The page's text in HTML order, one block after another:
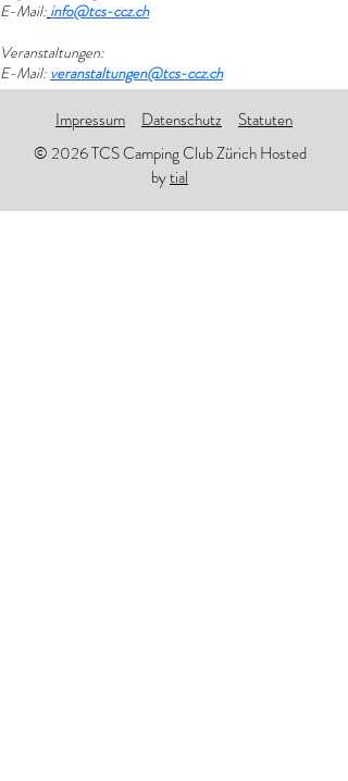
E-Mail: info@tcs-ccz.ch
Veranstaltungen:
E-Mail: veranstaltungen@tcs-ccz.ch
Impressum Datenschutz
Statuten
© 2026TCS Camping Club Zürich Hosted
bytial